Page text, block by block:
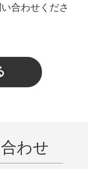
合わせくださ
わせ